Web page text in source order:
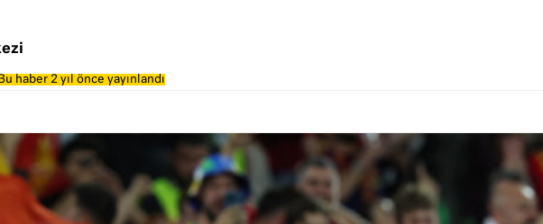
Bu haber 2 yıl önce yayınlandı